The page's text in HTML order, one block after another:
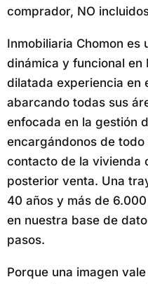
comprador, NO
Inmobiliaria Chomon es
dinámica y funcional en
dilatada experiencia en
abarcando todas sus
enfocada en la gestión
encargándonos de
contacto de la vivienda
posterior venta. Una
40 años y más de
en nuestra base de
pasos.
Porque una imagen